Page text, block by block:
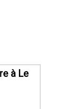
à Le